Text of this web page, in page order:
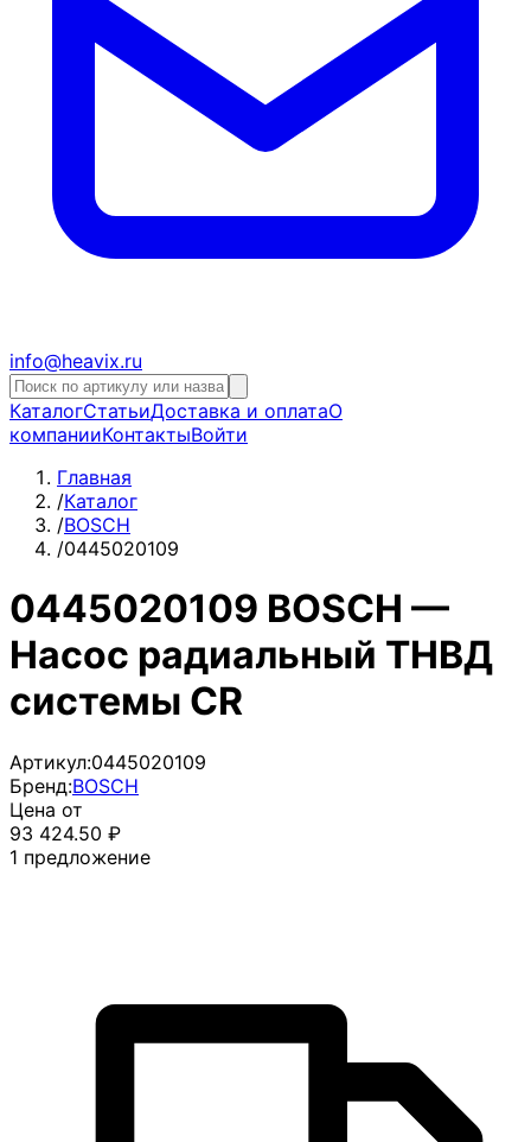
info@heavix.ru
КаталогСтатьиДоставка и оплатаО
компанииКонтактыВойти
Главная
/Каталог
/BOSCH
/0445020109
0445020109 BOSCH —
Насос радиальный ТНВД
системы CR
Артикул:0445020109
Бренд:BOSCH
Цена от
93 424.50 ₽
1 предложение